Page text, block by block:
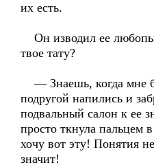
их есть.
Он изводил ее
твое тату?
— Знаешь, когда мне
подругой напились и
подвальный салон к ее
просто ткнула пальцем
хочу вот эту! Понятия
значит!